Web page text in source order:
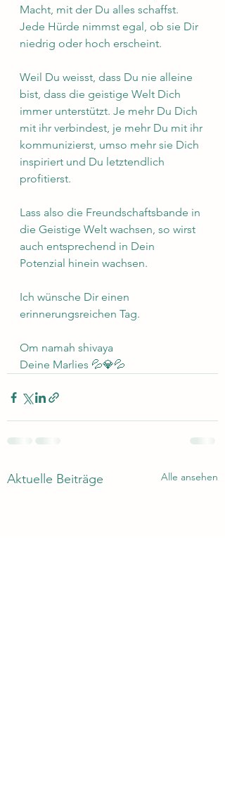
Macht, mit der Du alles schaffst.
Jede Hürde nimmst egal, ob sie Dir
niedrig oder hoch erscheint.
Weil Du weisst, dass Du nie alleine
bist, dass die geistige Welt Dich
immer unterstützt. Je mehr Du Dich
mit ihr verbindest, je mehr Du mit ihr
kommunizierst, umso mehr sie Dich
inspiriert und Du letztendlich
profitierst.
Lass also die Freundschaftsbande in
die Geistige Welt wachsen, so wirst
auch entsprechend in Dein
Potenzial hinein wachsen.
Ich wünsche Dir einen
erinnerungsreichen Tag.
Om namah shivaya
Deine Marlies 💦💎💦
Aktuelle Beiträge Alle ansehen